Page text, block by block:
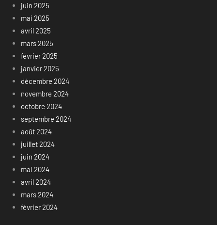
juin 2025
mai 2025
avril 2025
mars 2025
février 2025
janvier 2025
décembre 2024
novembre 2024
octobre 2024
septembre 2024
août 2024
juillet 2024
juin 2024
mai 2024
avril 2024
mars 2024
février 2024